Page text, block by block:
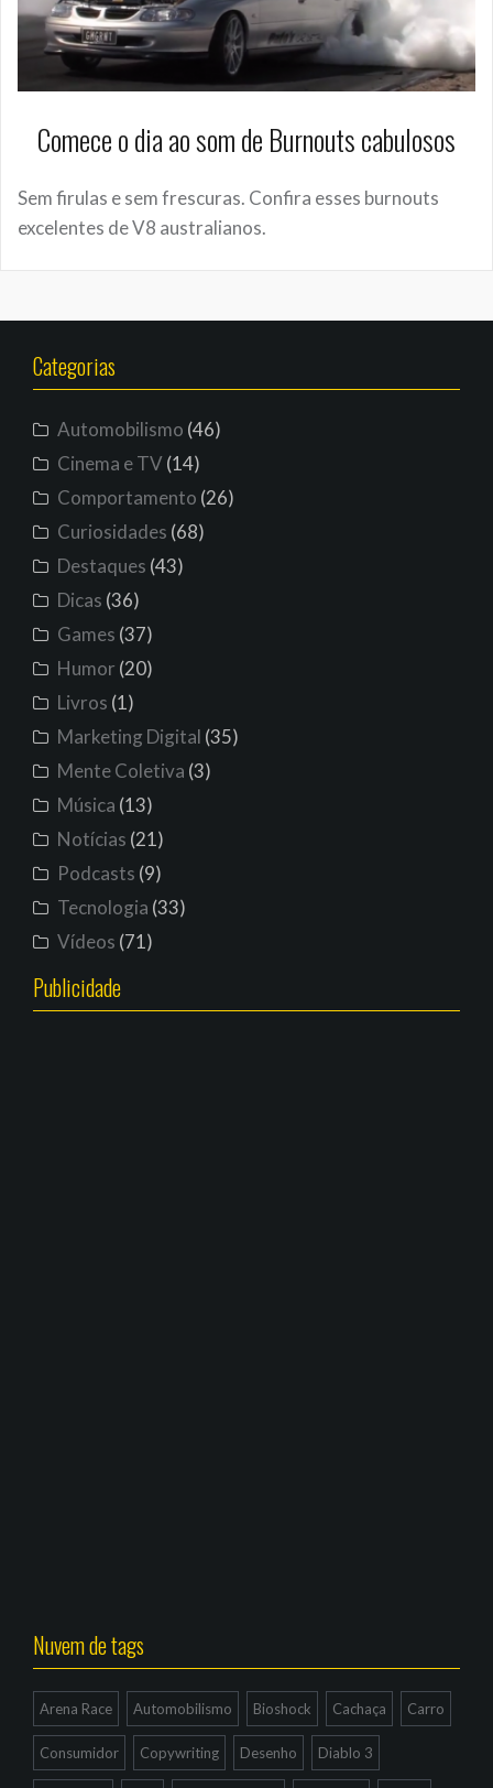
Comece o dia ao som de Burnouts cabulosos
Sem firulas e sem frescuras. Confira esses burnouts
excelentes de V8 australianos.
Categorias
Automobilismo (46)
Cinema e TV(14)
Comportamento (26)
Curiosidades (68)
Destaques (43)
Dicas (36)
Games (37)
Humor (20)
Livros (1)
Marketing Digital (35)
Mente Coletiva (3)
Música (13)
Notícias (21)
Podcasts (9)
Tecnologia (33)
Vídeos (71)
Publicidade
Nuvem de tags
Arena Race Automobilismo Bioshock Cachaça Carro
Consumidor Copywriting Desenho Diablo 3